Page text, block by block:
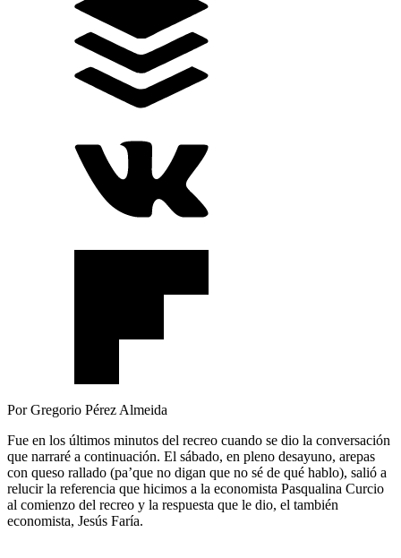
Por Gregorio Pérez Almeida
Fue en los últimos minutos del recreo cuando se dio la conversación
que narraré a continuación. El sábado, en pleno desayuno, arepas
con queso rallado (pa’que no digan que no sé de qué hablo), salió a
relucir la referencia que hicimos a la economista Pasqualina Curcio
al comienzo del recreo y la respuesta que le dio, el también
economista, Jesús Faría.